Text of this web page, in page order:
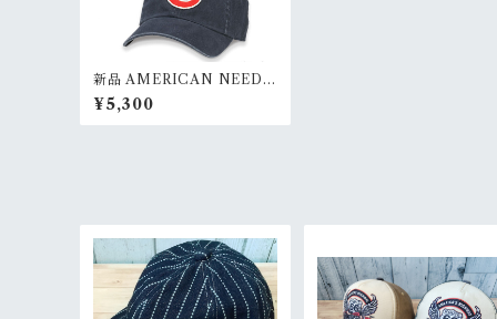
新品 AMERICAN NEEDL
E ARCHIVEベースボール
キャップ RankS
¥5,300